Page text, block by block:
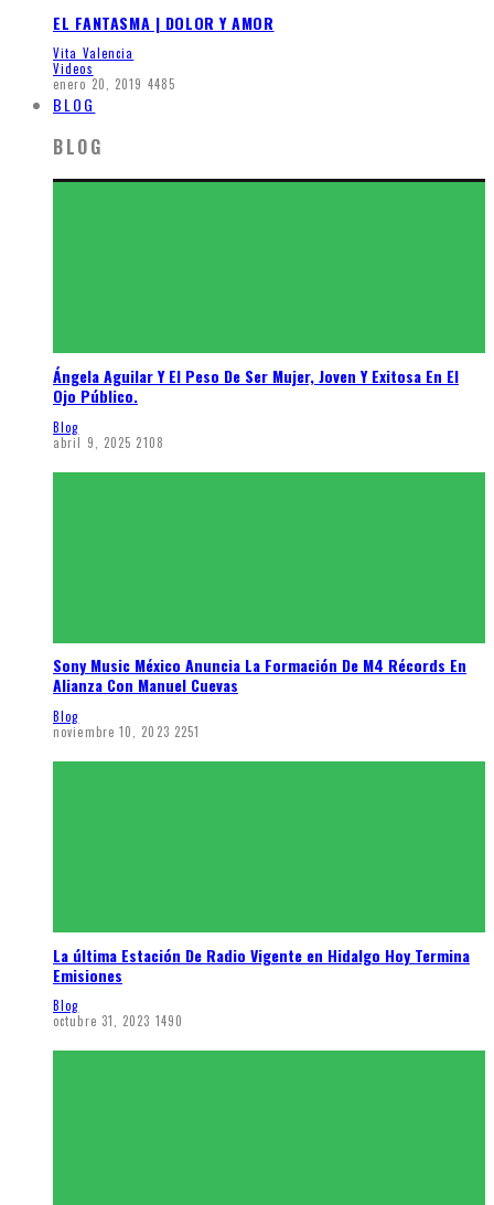
EL FANTASMA | DOLOR Y AMOR
Vita Valencia
Videos
enero 20, 2019 4485
BLOG
BLOG
Ángela Aguilar Y El Peso De Ser Mujer, Joven Y Exitosa En El
Ojo Público.
Blog
abril 9, 2025 2108
Sony Music México Anuncia La Formación De M4 Récords En
Alianza Con Manuel Cuevas
Blog
noviembre 10, 2023 2251
La última Estación De Radio Vigente en Hidalgo Hoy Termina
Emisiones
Blog
octubre 31, 2023 1490